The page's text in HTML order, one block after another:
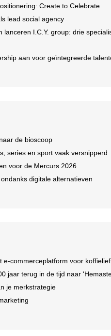
Create to Celebrate
lead social agency
I.C.Y. group: drie
aan voor geïntegreerde
de bioscoop
series en sport vaak versnipperd
voor de Mercurs 2026
digitale alternatieven
e-commerceplatform voor
jaar terug in de tijd naar
je merkstrategie